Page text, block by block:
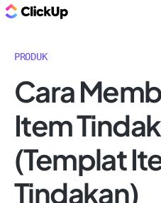
PRODUK
Cara
Item
(Templat
Tindakan)